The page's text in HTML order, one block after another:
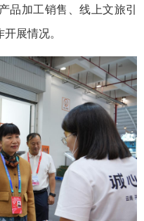
品加工销售、线上文旅引
展情况。